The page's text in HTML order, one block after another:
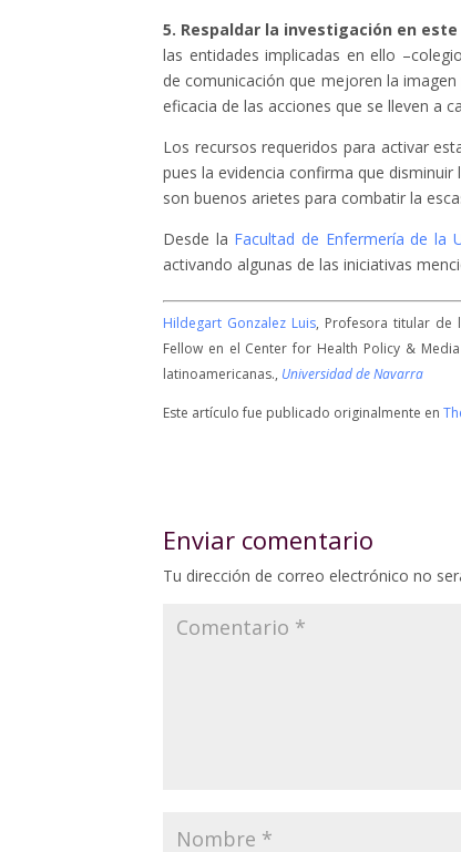
5. Respaldar la investigación en este
las entidades implicadas en ello
de comunicación que mejoren la
eficacia de las acciones que se lleven a
Los recursos requeridos para activar
pues la evidencia confirma que
son buenos arietes para combatir la
Desde la Facultad de Enfermería de la
activando algunas de las iniciativas
Hildegart Gonzalez Luis, Profesora titular de
Fellow en el Center for Health Policy &
latinoamericanas., Universidad de Navarra
Este artículo fue publicado originalmente en
Enviar comentario
Tu dirección de correo electrónico no